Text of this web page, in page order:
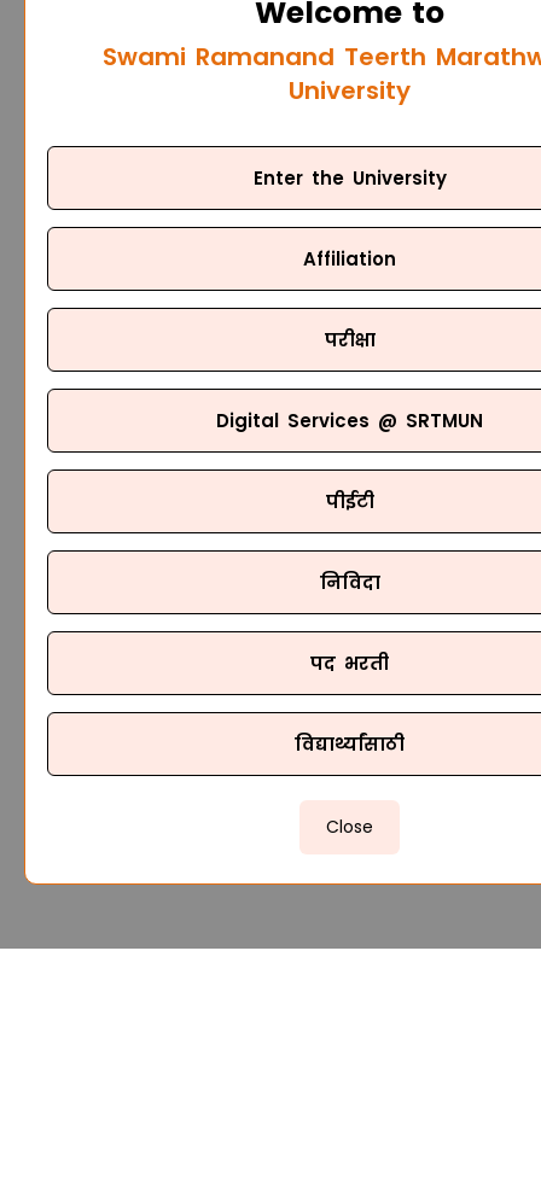
Welcome to
Swami Ramanand Teerth
University
Enter the University
Affiliation
परीक्षा
Digital Services @ SRTMUN
पीईटी
निविदा
पद भरती
विद्यार्थ्यांसाठी
Close